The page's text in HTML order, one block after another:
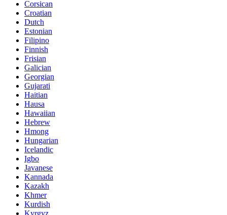
Corsican
Croatian
Dutch
Estonian
Filipino
Finnish
Frisian
Galician
Georgian
Gujarati
Haitian
Hausa
Hawaiian
Hebrew
Hmong
Hungarian
Icelandic
Igbo
Javanese
Kannada
Kazakh
Khmer
Kurdish